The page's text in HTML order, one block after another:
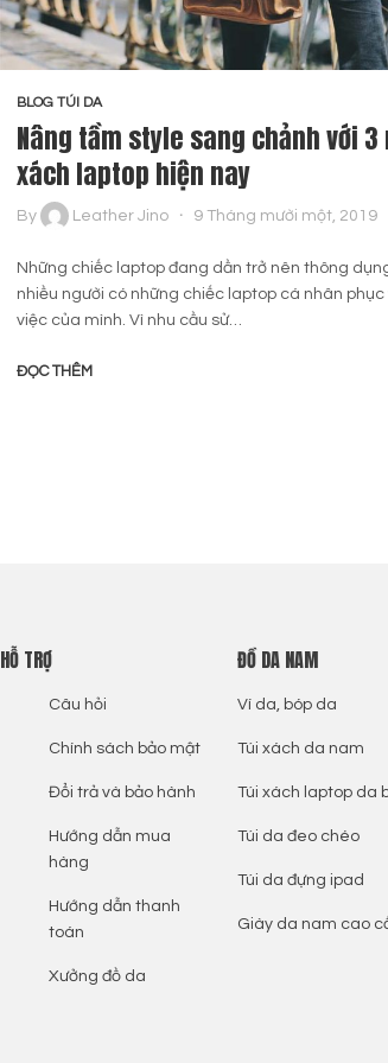
BLOG TÚI DA
Nâng tầm style sang chảnh với
xách laptop hiện nay
By Leather Jino 9 Tháng mười một, 2019
Những chiếc laptop đang dần trở nên thông
nhiều người có những chiếc laptop cá nhân phục
việc của mình. Vì nhu cầu sử…
ĐỌC THÊM
HỖ TRỢ
Câu hỏi
Chính sách bảo mật
Đổi trả và bảo hành
Hướng dẫn mua
hàng
Hướng dẫn thanh
toán
Xưởng đồ da
ĐỒ DA NAM
Ví da, bóp da
Túi xách da nam
Túi xách laptop da
Túi da đeo chéo
Túi da đựng ipad
Giày da nam cao